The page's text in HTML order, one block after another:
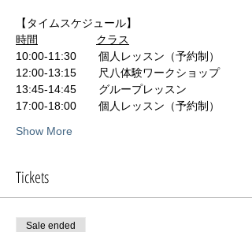
【タイムスケジュール】
時間
クラス
10:00-11:30　　個人レッスン（予約制）
12:00-13:15　　尺八体験ワークショップ
13:45-14:45　　グループレッスン
17:00-18:00　　個人レッスン（予約制）
Show More
Tickets
Sale ended